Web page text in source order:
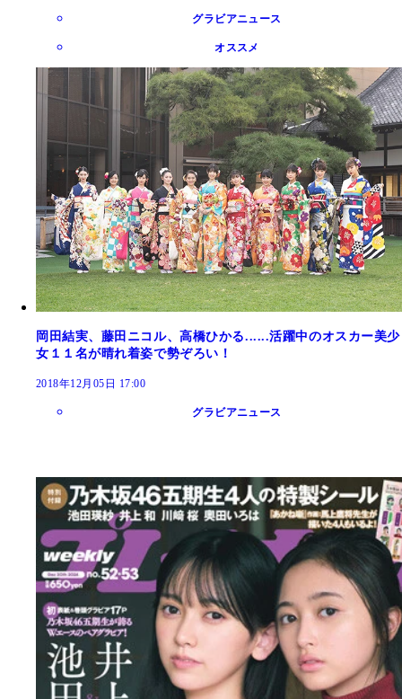
グラビアニュース
オススメ
岡田結実、藤田ニコル、高橋ひかる......活躍中のオスカー美少
女１１名が晴れ着姿で勢ぞろい！
2018年12月05日 17:00
グラビアニュース